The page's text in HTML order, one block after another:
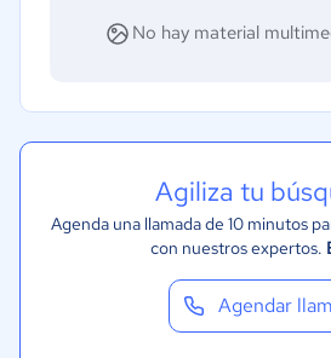
No hay material
Agiliza tu
Agenda una llamada de 10 minutos
con nuestros expertos.
Agendar